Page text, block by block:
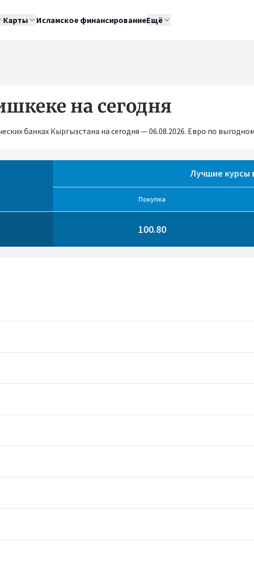
Карты Исламское финансированиеЕщё
на сегодня
банках Кыргызстана на сегодня — 06.08.2026. Евро по
Лучшие курсы
Покупка
100.80